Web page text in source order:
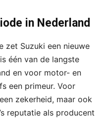
in Nederland
zet Suzuki een nieuwe
één van de langste
en voor motor- en
een primeur. Voor
zekerheid, maar ook
reputatie als producent